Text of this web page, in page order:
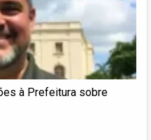
à Prefeitura sobre